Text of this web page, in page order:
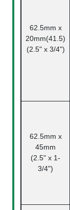
62.5mm x
20mm(41.5)
(2.5" x 3/4")
62.5mm x
45mm
(2.5" x 1-
3/4")